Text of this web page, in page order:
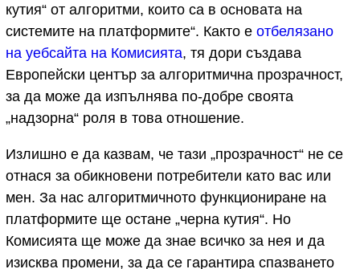
кутия“ от алгоритми, които са в основата на
системите на платформите“. Както е отбелязано
на уебсайта на Комисията, тя дори създава
Европейски център за алгоритмична прозрачност,
за да може да изпълнява по-добре своята
„надзорна“ роля в това отношение.
Излишно е да казвам, че тази „прозрачност“ не се
отнася за обикновени потребители като вас или
мен. За нас алгоритмичното функциониране на
платформите ще остане „черна кутия“. Но
Комисията ще може да знае всичко за нея и да
изисква промени, за да се гарантира спазването